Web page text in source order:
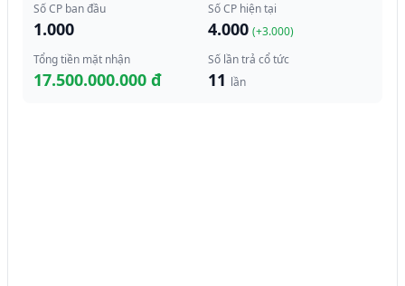
Số CP ban đầu
1.000
Số CP hiện tại
4.000 (+3.000)
Tổng tiền mặt nhận
17.500.000.000 đ
Số lần trả cổ tức
11 lần